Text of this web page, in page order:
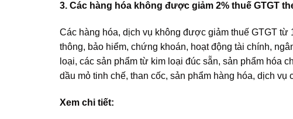
3. Các hàng hóa không được giảm 2% thuế GTGT
Các hàng hóa, dịch vụ không được giảm thuế GTGT
thông, bảo hiểm, chứng khoán, hoạt động tài chính,
loại, các sản phẩm từ kim loại đúc sẵn, sản phẩm hóa
dầu mỏ tinh chế, than cốc, sản phẩm hàng hóa, dịch vụ
Xem chi tiết: